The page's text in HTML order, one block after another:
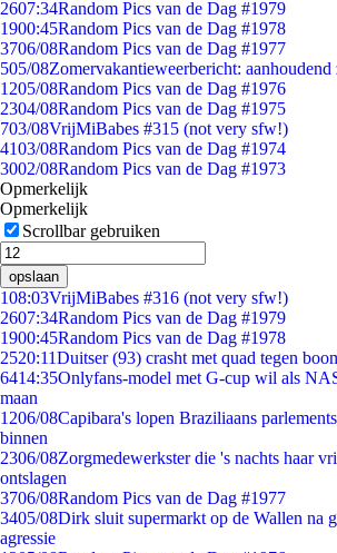
2607:34Random Pics van de Dag #1979
1900:45Random Pics van de Dag #1978
3706/08Random Pics van de Dag #1977
505/08Zomervakantieweerbericht: aanhoudend
1205/08Random Pics van de Dag #1976
2304/08Random Pics van de Dag #1975
703/08VrijMiBabes #315 (not very sfw!)
4103/08Random Pics van de Dag #1974
3002/08Random Pics van de Dag #1973
Opmerkelijk
Opmerkelijk
Scrollbar gebruiken
opslaan
108:03VrijMiBabes #316 (not very sfw!)
2607:34Random Pics van de Dag #1979
1900:45Random Pics van de Dag #1978
2520:11Duitser (93) crasht met quad tegen
6414:35Onlyfans-model met G-cup wil als
maan
1206/08Capibara's lopen Braziliaans
binnen
2306/08Zorgmedewerkster die 's nachts haar
ontslagen
3706/08Random Pics van de Dag #1977
3405/08Dirk sluit supermarkt op de Wallen na
agressie